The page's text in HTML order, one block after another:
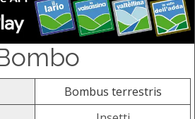
Bombus terrestris